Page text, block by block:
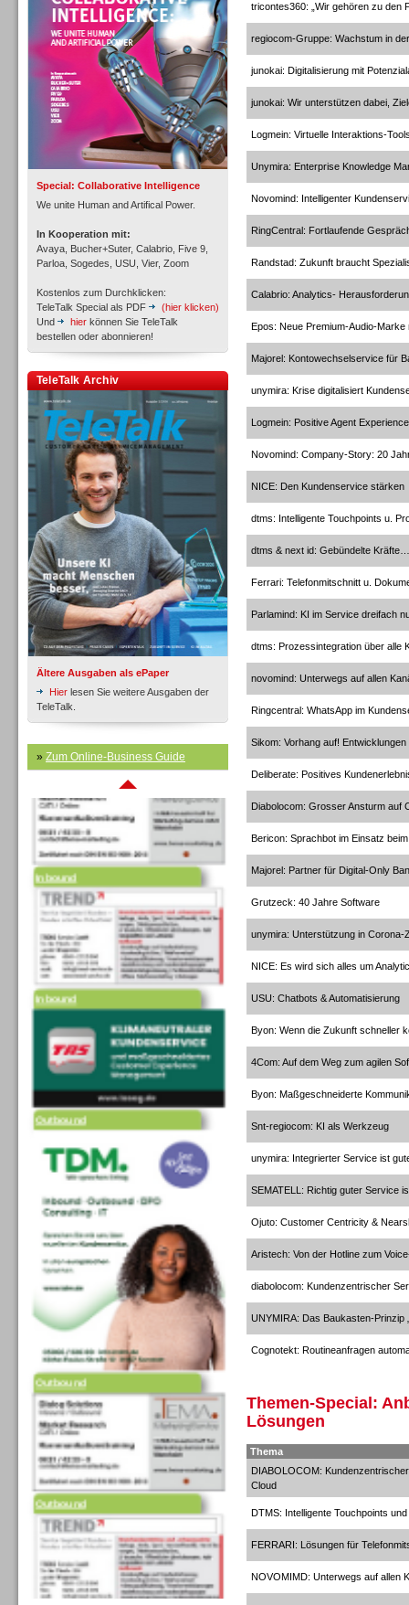
Special: Collaborative Intelligence
We unite Human and Artifical Power.
In Kooperation mit:
Avaya, Bucher+Suter, Calabrio, Five 9,
Parloa, Sogedes, USU, Vier, Zoom
Kostenlos zum Durchklicken:
TeleTalk Special als PDF
(hier klicken)
Und
hier können Sie TeleTalk
bestellen oder abonnieren!
TeleTalk Archiv
Ältere Ausgaben als ePaper
Hier lesen Sie weitere Ausgaben der
TeleTalk.
» Zum Online-Business Guide
Inbound
Inbound
Inbound
Inbound
Inbound
Inbound
Outbound
Outbound
Outbound
tricontes360: „Wir gehören zu den
regiocom-Gruppe: Wachstum in
junokai: Digitalisierung mit
junokai: Wir unterstützen dabei,
Logmein: Virtuelle Interaktions-
Unymira: Enterprise Knowledge
Novomind: Intelligenter
RingCentral: Fortlaufende
Randstad: Zukunft braucht
Calabrio: Analytics-
Epos: Neue Premium-Audio-Marke
Majorel: Kontowechselservice für
unymira: Krise digitalisiert
Logmein: Positive Agent Experience
Novomind: Company-Story: 20
NICE: Den Kundenservice stärken
dtms: Intelligente Touchpoints u.
dtms & next id: Gebündelte Kräfte…
Ferrari: Telefonmitschnitt u.
Parlamind: KI im Service dreifach
dtms: Prozessintegration über alle
novomind: Unterwegs auf allen
Ringcentral: WhatsApp im
Sikom: Vorhang auf! Entwicklungen
Deliberate: Positives
Diabolocom: Grosser Ansturm auf
Bericon: Sprachbot im Einsatz
Majorel: Partner für Digital-Only
Grutzeck: 40 Jahre Software
unymira: Unterstützung in Corona-
NICE: Es wird sich alles um
USU: Chatbots & Automatisierung
Byon: Wenn die Zukunft schneller
4Com: Auf dem Weg zum agilen
Byon: Maßgeschneiderte
Snt-regiocom: KI als Werkzeug
unymira: Integrierter Service ist
SEMATELL: Richtig guter Service
Ojuto: Customer Centricity &
Aristech: Von der Hotline zum
diabolocom: Kundenzentrischer
UNYMIRA: Das Baukasten-Prinzip
Cognotekt: Routineanfragen
Themen-Special:
Lösungen
Thema
DIABOLOCOM:
Cloud
DTMS: Intelligente Touchpoints
FERRARI: Lösungen für
NOVOMIMD: Unterwegs auf allen